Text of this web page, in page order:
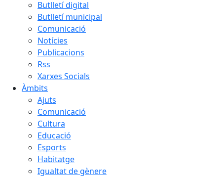
Butlletí digital
Butlletí municipal
Comunicació
Notícies
Publicacions
Rss
Xarxes Socials
Àmbits
Ajuts
Comunicació
Cultura
Educació
Esports
Habitatge
Igualtat de gènere